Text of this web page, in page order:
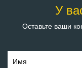
У
Оставьте ваши
Имя